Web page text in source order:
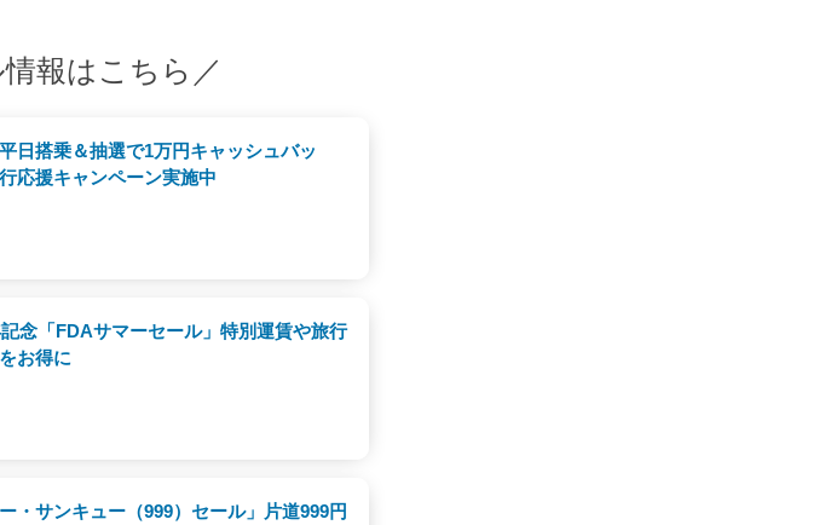
報はこちら／
日搭乗＆抽選で1万円キャッシュバッ
応援キャンペーン実施中
念「FDAサマーセール」特別運賃や旅行
お得に
・サンキュー（999）セール」片道999円